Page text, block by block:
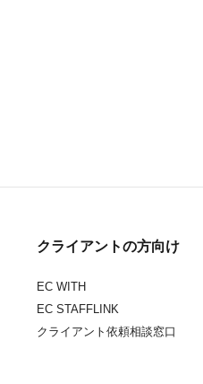
クライアントの方向け
EC WITH
EC STAFFLINK
クライアント依頼相談窓口